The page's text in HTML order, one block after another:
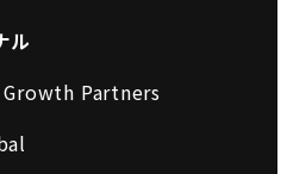
ル
Partners